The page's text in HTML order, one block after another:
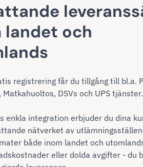
landet och
registrering får du tillgång till bl.a.
Matkahuoltos, DSVs och UPS tjänster.
enkla integration erbjuder du dina
nätverket av
både inom landet och
eller dolda avgifter - du